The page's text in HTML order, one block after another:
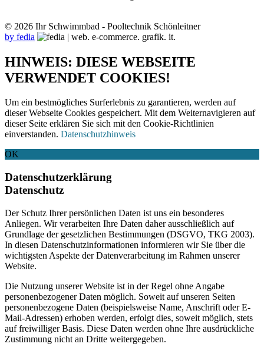
© 2026 Ihr Schwimmbad - Pooltechnik Schönleitner
by fedia
HINWEIS: DIESE WEBSEITE
VERWENDET COOKIES!
Um ein bestmögliches Surferlebnis zu garantieren, werden auf
dieser Webseite Cookies gespeichert. Mit dem Weiternavigieren auf
dieser Seite erklären Sie sich mit den Cookie-Richtlinien
einverstanden. Datenschutzhinweis
OK
Datenschutzerklärung
Datenschutz
Der Schutz Ihrer persönlichen Daten ist uns ein besonderes
Anliegen. Wir verarbeiten Ihre Daten daher ausschließlich auf
Grundlage der gesetzlichen Bestimmungen (DSGVO, TKG 2003).
In diesen Datenschutzinformationen informieren wir Sie über die
wichtigsten Aspekte der Datenverarbeitung im Rahmen unserer
Website.
Die Nutzung unserer Website ist in der Regel ohne Angabe
personenbezogener Daten möglich. Soweit auf unseren Seiten
personenbezogene Daten (beispielsweise Name, Anschrift oder E-
Mail-Adressen) erhoben werden, erfolgt dies, soweit möglich, stets
auf freiwilliger Basis. Diese Daten werden ohne Ihre ausdrückliche
Zustimmung nicht an Dritte weitergegeben.